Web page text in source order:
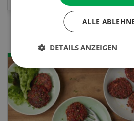
ALLE
DETAILS ANZEIGEN